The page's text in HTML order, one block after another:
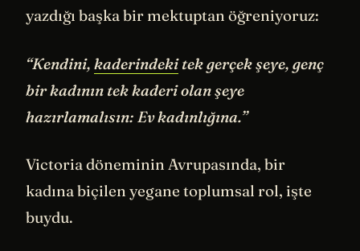
yazdığı başka bir mektuptan öğreniyoruz:
“Kendini, kaderindekitek gerçek şeye, genç
bir kadının tek kaderi olan şeye
hazırlamalısın: Ev kadınlığına.”
Victoria döneminin Avrupasında, bir
kadına biçilen yegane toplumsal rol, işte
buydu.